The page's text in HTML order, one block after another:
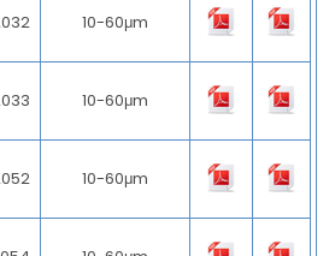
10-60μm
10-60μm
10-60μm